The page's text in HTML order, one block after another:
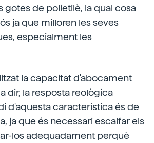
gotes de polietilè, la qual cosa
ja que milloren les seves
especialment les
la capacitat d'abocament
dir, la resposta reològica
d'aquesta característica és de
ja que és necessari escalfar els
los adequadament perquè